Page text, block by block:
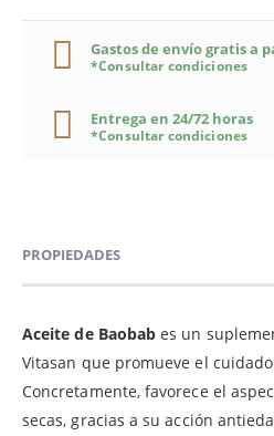
Gastos de envío gratis a
*Consultar condiciones
Entrega en 24/72 horas
*Consultar condiciones
PROPIEDADES
Aceite de Baobabes un
Vitasan que promueve el
Concretamente, favorece el
secas, gracias a su acción